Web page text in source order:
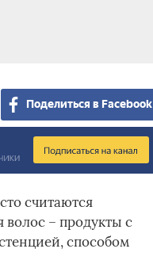
Поделиться в Facebook
считаются
– продукты с
способом